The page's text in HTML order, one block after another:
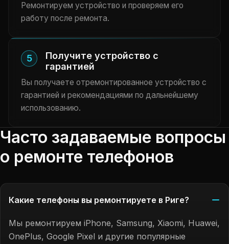
Ремонтируем устройство и проверяем его
работу после ремонта.
5
Получите устройство с
гарантией
Вы получаете отремонтированное устройство с
гарантией и рекомендациями по дальнейшему
использованию.
Часто задаваемые вопросы
о ремонте телефонов
Какие телефоны вы ремонтируете в Риге?
Мы ремонтируем iPhone, Samsung, Xiaomi, Huawei,
OnePlus, Google Pixel и другие популярные